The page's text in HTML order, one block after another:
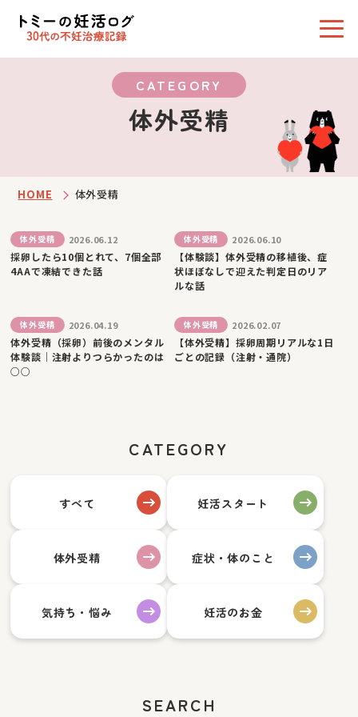
CATEGORY
体外受精
HOME 体外受精
体外受精 2026.06.12
採卵したら10個とれて、7個全部
4AAで凍結できた話
体外受精 2026.06.10
【体験談】体外受精の移植後、症
状ほぼなしで迎えた判定日のリア
ルな話
体外受精 2026.04.19
体外受精（採卵）前後のメンタル
体験談｜注射よりつらかったのは
○○
体外受精 2026.02.07
【体外受精】採卵周期リアルな1日
ごとの記録（注射・通院）
CATEGORY
すべて 妊活スタート
体外受精 症状・体のこと
気持ち・悩み 妊活のお金
SEARCH